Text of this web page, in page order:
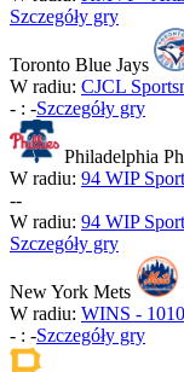
Szczegóły gry
Toronto Blue Jays
W radiu: CJCL
- : -Szczegóły gry
Philadelphia
W radiu: 94 WIP
--
W radiu: 94 WIP
Szczegóły gry
New York Mets
W radiu: WINS -
- : -Szczegóły gry